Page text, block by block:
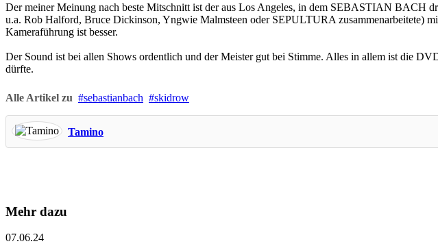
Der meiner Meinung nach beste Mitschnitt ist der aus Los Angeles, in dem SEBASTIAN
u.a. Rob Halford, Bruce Dickinson, Yngwie Malmsteen oder SEPULTURA zusammenarbeitete)
Kameraführung ist besser.
Der Sound ist bei allen Shows ordentlich und der Meister gut bei Stimme. Alles in allem ist die
dürfte.
Alle Artikel zu sebastianbach skidrow
Tamino
Mehr dazu
07.06.24